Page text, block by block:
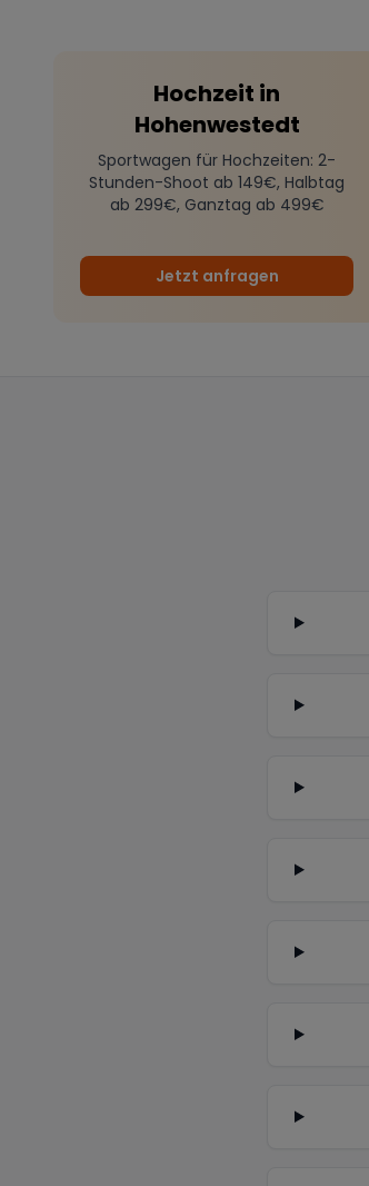
Hochzeit in
Hohenwestedt
Sportwagen für Hochzeiten: 2-
Stunden-Shoot ab 149€, Halbtag
ab 299€, Ganztag ab 499€
Jetzt anfragen